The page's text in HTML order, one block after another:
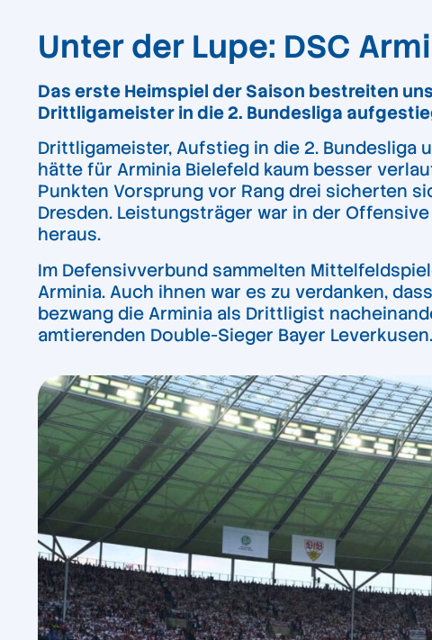
Unter der Lupe: DSC
Das erste Heimspiel der Saison bestreiten
Drittligameister in die 2. Bundesliga
Drittligameister, Aufstieg in die 2. Bundesliga
hätte für Arminia Bielefeld kaum besser
Punkten Vorsprung vor Rang drei sicherten
Dresden. Leistungsträger war in der
heraus.
Im Defensivverbund sammelten
Arminia. Auch ihnen war es zu verdanken,
bezwang die Arminia als Drittligist
amtierenden Double-Sieger Bayer